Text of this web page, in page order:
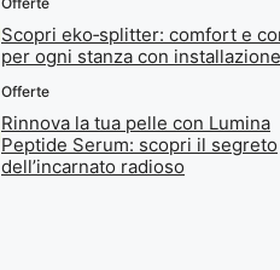
Scopri eko‑splitter: comfort e
per ogni stanza con
Offerte
Rinnova la tua pelle con Lumina
Peptide Serum: scopri il segreto
dell’incarnato radioso